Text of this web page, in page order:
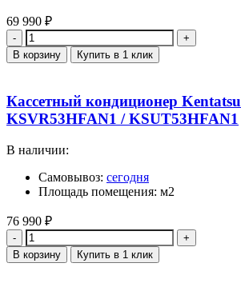
69 990 ₽
Количество
В корзину Купить в 1 клик
Кассетный кондиционер Kentatsu
KSVR53HFAN1 / KSUT53HFAN1
В наличии:
Самовывоз: сегодня
Площадь помещения: м2
76 990 ₽
Количество
В корзину Купить в 1 клик